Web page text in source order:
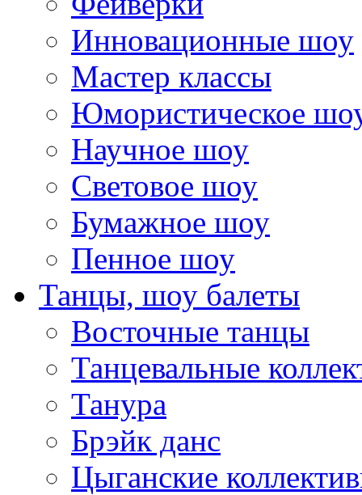
Инновационные шоу
Мастер классы
Юмористическое
Научное шоу
Световое шоу
Бумажное шоу
Пенное шоу
Танцы, шоу балеты
Восточные танцы
Танцевальные
Танура
Брэйк данс
Цыганские